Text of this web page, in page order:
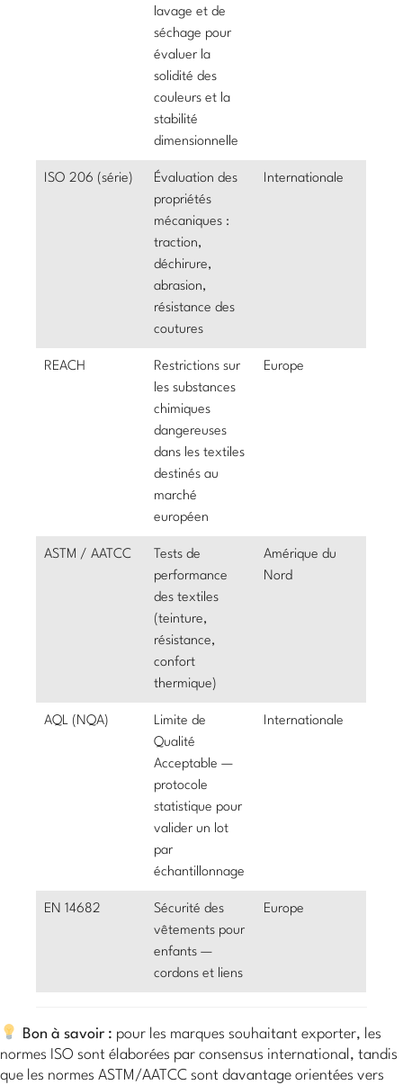
lavage et de
séchage pour
évaluer la
solidité des
couleurs et la
stabilité
dimensionnelle
ISO 206 (série)
Évaluation des
propriétés
mécaniques :
traction,
déchirure,
abrasion,
résistance des
coutures
Internationale
REACH
Restrictions sur
les substances
chimiques
dangereuses
dans les textiles
destinés au
marché
européen
Europe
ASTM / AATCC
Tests de
performance
des textiles
(teinture,
résistance,
confort
thermique)
Amérique du
Nord
AQL (NQA)
Limite de
Qualité
Acceptable —
protocole
statistique pour
valider un lot
par
échantillonnage
Internationale
EN 14682
Sécurité des
vêtements pour
enfants —
cordons et liens
Europe
Bon à savoir : pour les marques souhaitant exporter, les
normes ISO sont élaborées par consensus international, tandis
que les normes ASTM/AATCC sont davantage orientées vers